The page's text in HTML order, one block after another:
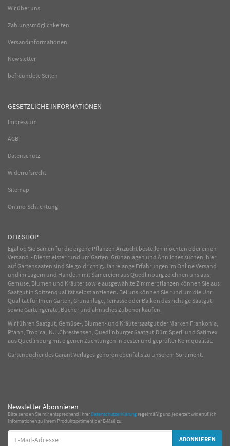
Wir über uns
Zahlungsmöglichkeiten
Versandinformationen
Newsletter
befreundete Seiten
GESETZLICHE INFORMATIONEN
Impressum
AGB
Datenschutz
Widerrufsrecht
Sitemap
Online-Schlichtung
DER SHOP
Egal ob Sie Samen für die eigene Pflanzen Anzucht bestellen möchten oder einen
Versand - Dienstleister rund um Garten, Grünanlagen und Ähnliches suchen, hier
auf Gartensaaten sind Sie goldrichtig. Jahrelange Erfahrungen im OnlineVersand
und im Lagern und Handeln mit Sämereien aus Quedlinburg zeichnen uns aus.
Gemüse, Blumen und Kräuter sowie ausgewählteZimmerpflanzen können Sie aus
Saatgut in Spitzenqualität selbst anziehen. Bei uns können Sie rund um die Uhr
Qualität für Ihren Garten, Grünanlage, Terrasse oder Balkon das richtige Saatgut
sowie Gartengeräte, Bücher und ähnliches Zubehör kaufen.
Wir führen Saatgut, Gemüse-, Blumen- und Kräutersaatgut der Marken Frankonia,
Pfann, Tropica, N.L.Chrestensen, Quedlinburger Saatgut,Dürr, Sperli und Satimex
aus Quedlinburg mit eigenen Züchtungen in bester und geprüfter Keimqualität.
Gartenbücher des Garant Verlages gehören ebenfalls zu unserem Sortiment.
Newsletter Abonnieren
Bitte senden Sie mir entsprechend IhrerDatenschutzerklärung regelmäßig und jederzeit widerruflich
Informationen zu Ihrem Produktsortiment per E-Mail zu.
E-
Mail-
ABONNIEREN